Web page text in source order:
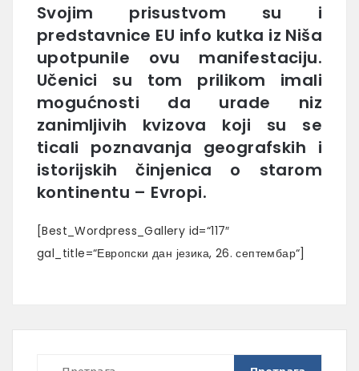
Svojim prisustvom su i
predstavnice EU info kutka iz Niša
upotpunile ovu manifestaciju.
Učenici su tom prilikom imali
mogućnosti da urade niz
zanimljivih kvizova koji su se
ticali poznavanja geografskih i
istorijskih činjenica o starom
kontinentu – Evropi.
[Best_Wordpress_Gallery id=“117″
gal_title=“Европски дан језика, 26. септембар“]